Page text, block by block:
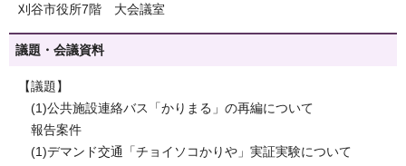
刈谷市役所7階 大会議室
議題・会議資料
【議題】
(1)公共施設連絡バス「かりまる」の再編について
報告案件
(1)デマンド交通「チョイソコかりや」実証実験について